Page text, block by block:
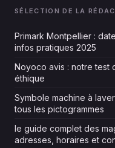
SÉLECTION DE LA
Primark Montpellier :
infos pratiques 2025
Noyoco avis : notre test
éthique
Symbole machine à
tous les pictogrammes
le guide complet des
adresses, horaires et